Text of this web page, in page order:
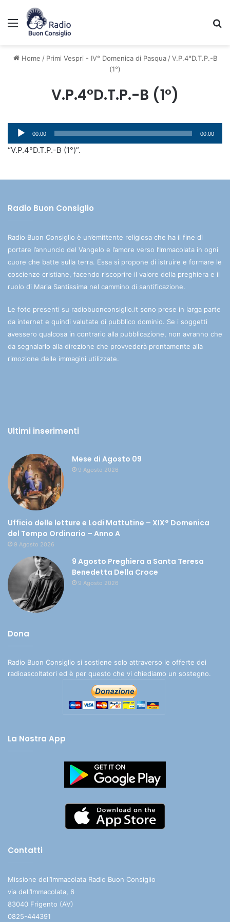
Menu
Home / Primi Vespri - IV° Domenica di Pasqua / V.P.4°D.T.P.-B
(1°)
V.P.4°D.T.P.-B (1°)
Audio
Player
00:00 00:00
“V.P.4°D.T.P.-B (1°)”.
Radio Buon Consiglio
Radio Buon Consiglio è un’emittente religiosa che ha il fine di
portare l’annuncio del Vangelo e l’amore verso l’Immacolata in ogni
cuore che batte sulla terra. Essa si propone di istruire e formare le
coscienze cristiane, facendo riscoprire il valore della preghiera e il
ruolo di Maria Santissima nel cammino di santificazione.
Le foto presenti su radiobuonconsiglio.it sono prese in larga parte
da internet e quindi valutate di pubblico dominio. Se i soggetti
avessero qualcosa in contrario alla pubblicazione, non avranno che
da segnalarlo alla direzione che provvederà prontamente alla
rimozione delle immagini utilizzate.
Ultimi inserimenti
Mese di Agosto 09
9 Agosto 2026
Ufficio delle letture e Lodi Mattutine – XIX° Domenica
del Tempo Ordinario – Anno A
9 Agosto 2026
9 Agosto Preghiera a Santa Teresa
Benedetta Della Croce
9 Agosto 2026
Dona
Radio Buon Consiglio si sostiene solo attraverso le offerte dei
radioascoltatori ed è per questo che vi chiediamo un sostegno.
La Nostra App
Contatti
Missione dell’Immacolata Radio Buon Consiglio
via dell’Immacolata, 6
83040 Frigento (AV)
0825-444391